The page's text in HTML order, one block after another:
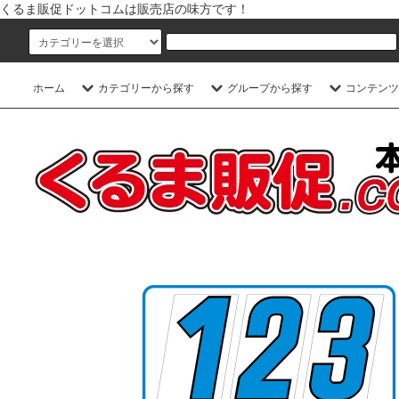
くるま販促ドットコムは販売店の味方です！
ホーム カテゴリーから探す グループから探す コンテン